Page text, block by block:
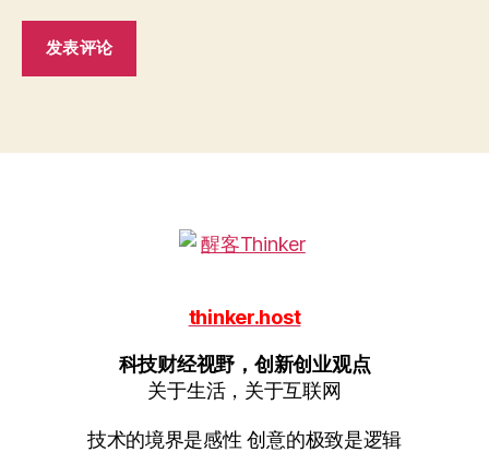
thinker.host
科技财经视野，创新创业观点
关于生活，关于互联网
技术的境界是感性 创意的极致是逻辑